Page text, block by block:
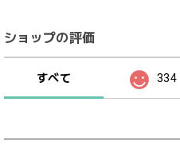
ショップの評価
すべて 334